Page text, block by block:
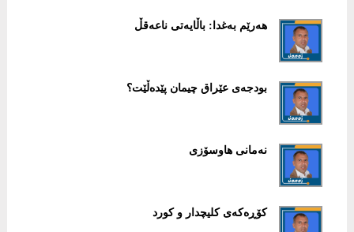
هەرێم بەغدا: باڵایەتی ناعەقڵ
بودجەی عێراق چیمان پێدەڵێت؟
نەمانی هاوسۆزی
کۆڕەکەی کلیچدار و کورد